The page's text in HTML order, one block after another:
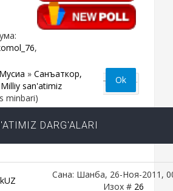
,
Мусиқа » Санъаткор,
Milliy san'atimiz
minbari)
DARG'ALARI
Сана: Шанба, 26-Ноя-2011,
Изох # 26